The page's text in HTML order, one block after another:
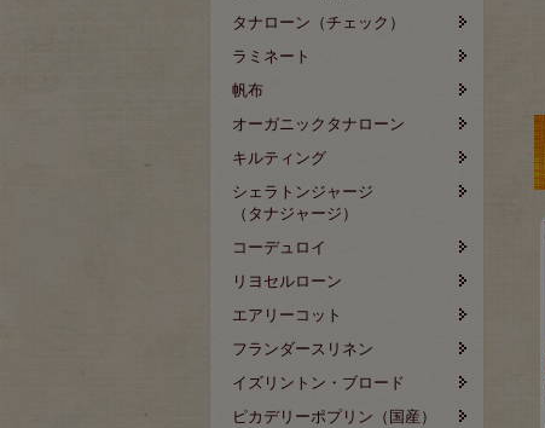
タナローン（チェック）
ラミネート
帆布
オーガニックタナローン
キルティング
シェラトンジャージ
（タナジャージ）
コーデュロイ
リヨセルローン
エアリーコット
フランダースリネン
イズリントン・ブロード
ピカデリーポプリン（国産）